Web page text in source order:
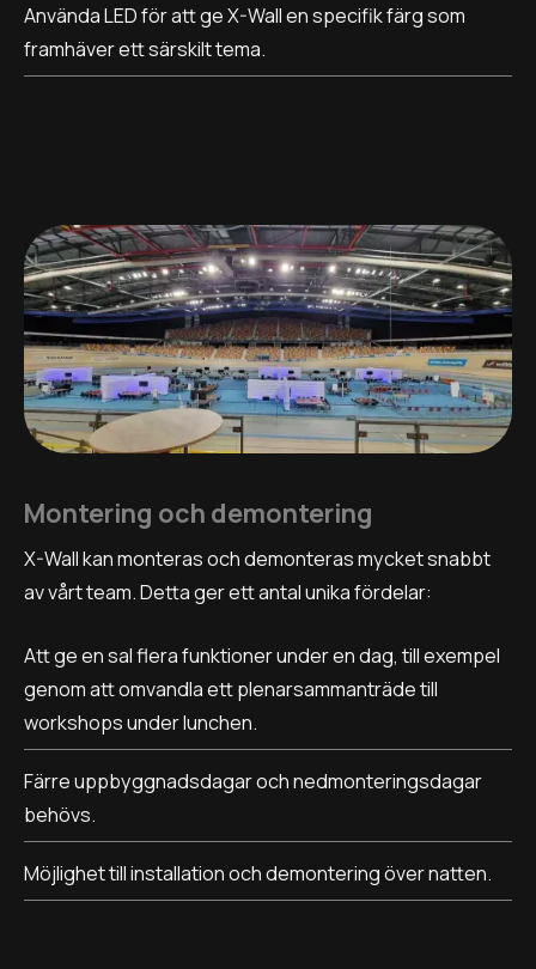
Använda LED för att ge X-Wall en specifik färg som
framhäver ett särskilt tema.
Montering och demontering
X-Wall kan monteras och demonteras mycket snabbt
av vårt team. Detta ger ett antal unika fördelar:
Att ge en sal flera funktioner under en dag, till exempel
genom att omvandla ett plenarsammanträde till
workshops under lunchen.
Färre uppbyggnadsdagar och nedmonteringsdagar
behövs.
Möjlighet till installation och demontering över natten.